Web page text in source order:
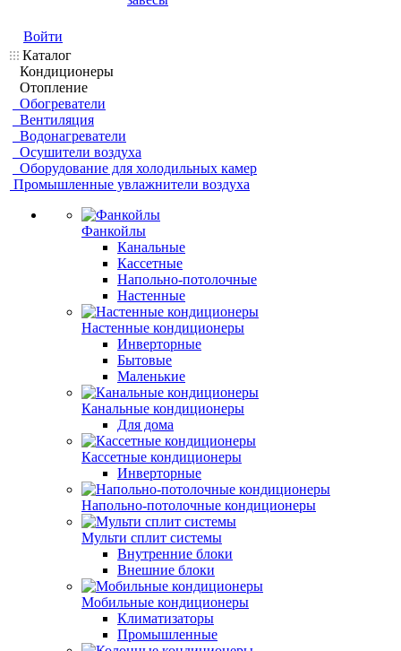
Войти
Каталог
Кондиционеры
Отопление
Обогреватели
Вентиляция
Водонагреватели
Осушители воздуха
Оборудование для холодильных камер
Промышленные увлажнители воздуха
Фанкойлы
Канальные
Кассетные
Напольно-потолочные
Настенные
Настенные кондиционеры
Инверторные
Бытовые
Маленькие
Канальные кондиционеры
Для дома
Кассетные кондиционеры
Инверторные
Напольно-потолочные кондиционеры
Мульти сплит системы
Внутренние блоки
Внешние блоки
Мобильные кондиционеры
Климатизаторы
Промышленные